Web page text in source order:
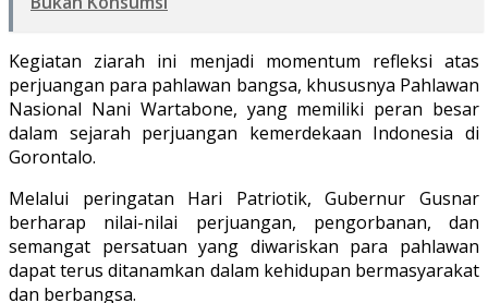
Kegiatan ziarah ini menjadi momentum refleksi atas
perjuangan para pahlawan bangsa, khususnya Pahlawan
Nasional Nani Wartabone, yang memiliki peran besar
dalam sejarah perjuangan kemerdekaan Indonesia di
Gorontalo.
Melalui peringatan Hari Patriotik, Gubernur Gusnar
berharap nilai-nilai perjuangan, pengorbanan, dan
semangat persatuan yang diwariskan para pahlawan
dapat terus ditanamkan dalam kehidupan bermasyarakat
dan berbangsa.